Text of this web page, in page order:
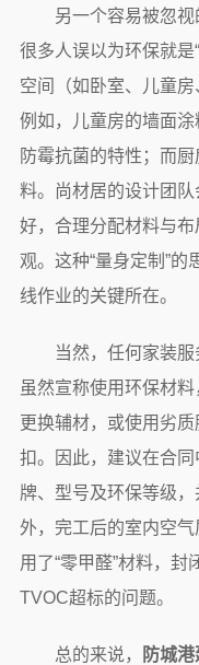
另一个容易被忽视
很多人误以为环保就是
空间（如卧室、儿童房
例如，儿童房的墙面涂
防霉抗菌的特性；而
料。尚材居的设计团
好，合理分配材料与
观。这种“量身定制”
线作业的关键所在。
当然，任何家装
虽然宣称使用环保材
更换辅材，或使用劣
扣。因此，建议在合
牌、型号及环保等级
外，完工后的室内空
用了“零甲醛”材料，
TVOC超标的问题。
总的来说， 防城